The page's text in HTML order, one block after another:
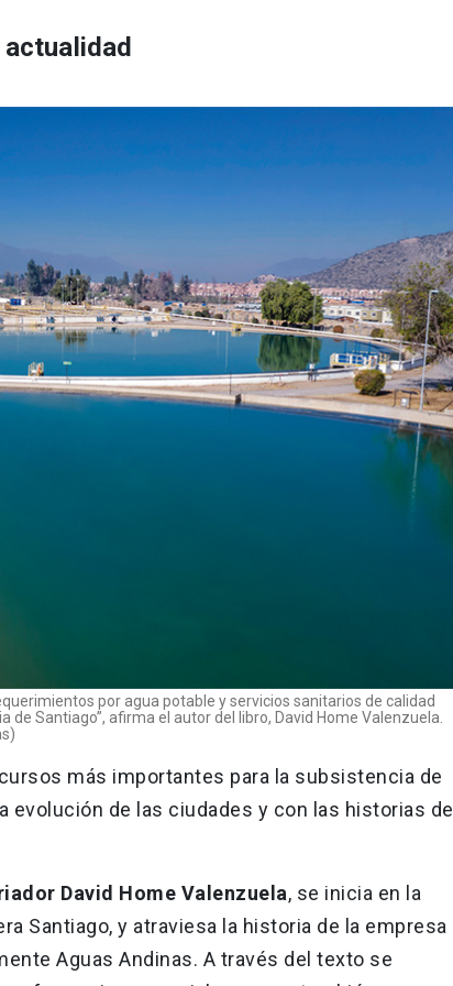
por agua potable y servicios sanitarios de calidad
de Santiago”, afirma el autor del libro, David Home Valenzuela.
más importantes para la subsistencia de
evolución de las ciudades y con las historias de
David Home Valenzuela, se inicia en la
Santiago, y atraviesa la historia de la empresa
Aguas Andinas. A través del texto se